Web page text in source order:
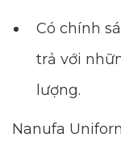
Có chính
trả với
lượng.
Nanufa